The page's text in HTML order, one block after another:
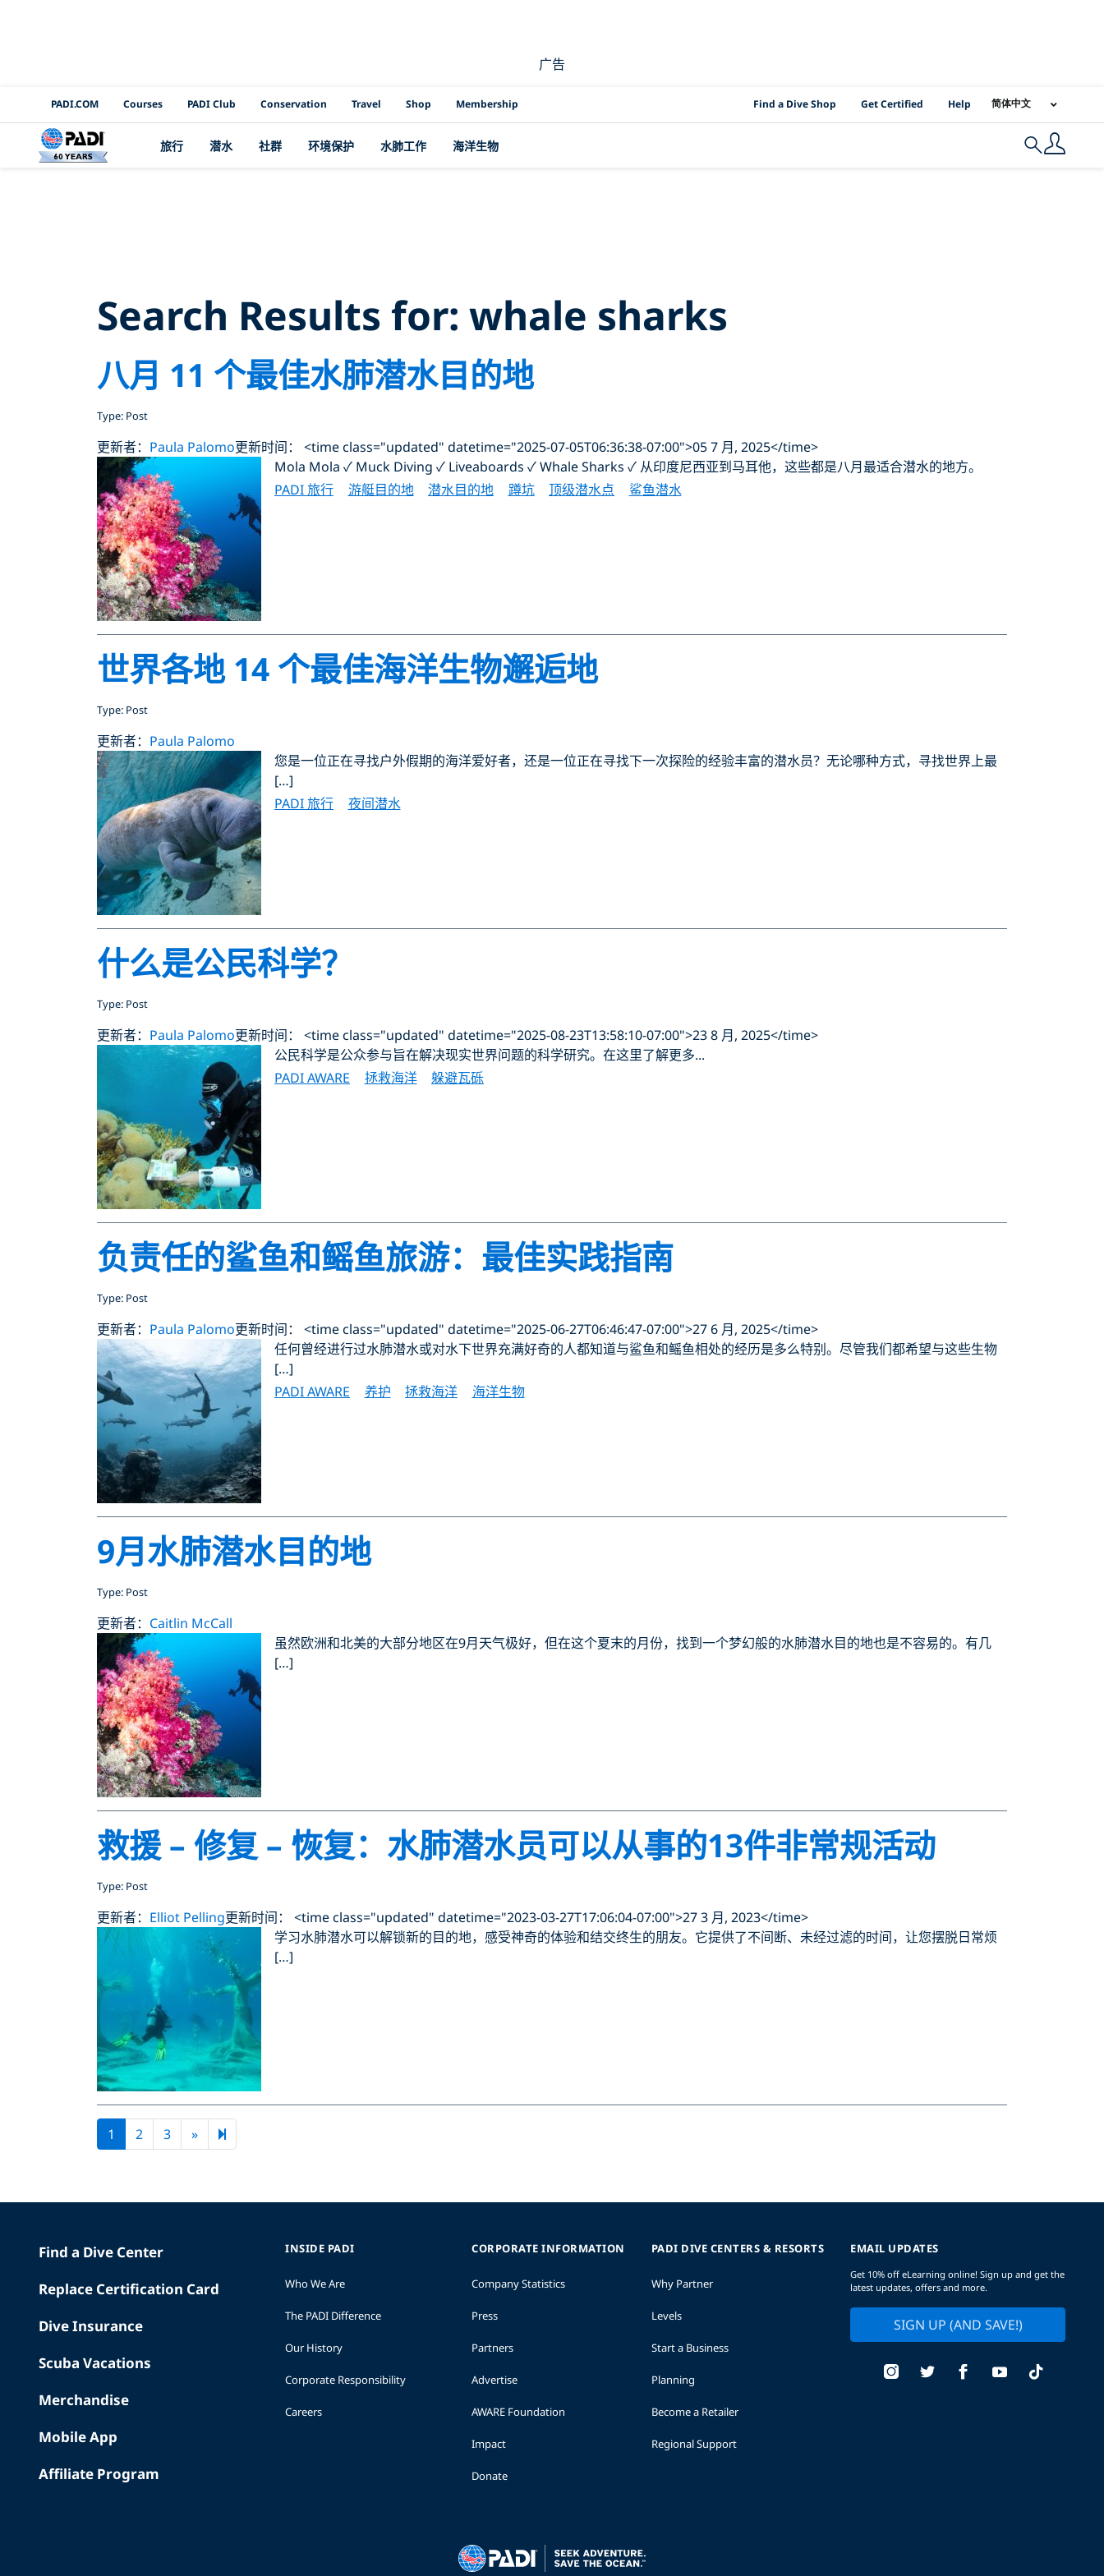
广告
PADI Channels
PADI.COM Courses PADI Club Conservation Travel Shop Membership PADI Location Links
Find a Dive Shop Get Certified Help 简体中文
旅行 潜水 社群 环境保护 水肺工作 海洋生物 Search
Search Results for: whale sharks
八月 11 个最佳水肺潜水目的地
Type: Post
更新者： Paula Palomo更新时间： <time class="updated" datetime="2025-07-05T06:36:38-07:00">05 7 月, 2025</time>
Mola Mola ✓ Muck Diving ✓ Liveaboards ✓ Whale Sharks ✓ 从印度尼西亚到马耳他，这些都是八月最适合潜水的地方。
PADI 旅行
游艇目的地 潜水目的地 蹲坑 顶级潜水点 鲨鱼潜水
世界各地 14 个最佳海洋生物邂逅地
Type: Post
更新者： Paula Palomo
您是一位正在寻找户外假期的海洋爱好者，还是一位正在寻找下一次探险的经验丰富的潜水员？无论哪种方式，寻找世界上最
[…]
PADI 旅行
夜间潜水
什么是公民科学？
Type: Post
更新者： Paula Palomo更新时间： <time class="updated" datetime="2025-08-23T13:58:10-07:00">23 8 月, 2025</time>
公民科学是公众参与旨在解决现实世界问题的科学研究。在这里了解更多...
PADI AWARE
拯救海洋 躲避瓦砾
负责任的鲨鱼和鳐鱼旅游：最佳实践指南
Type: Post
更新者： Paula Palomo更新时间： <time class="updated" datetime="2025-06-27T06:46:47-07:00">27 6 月, 2025</time>
任何曾经进行过水肺潜水或对水下世界充满好奇的人都知道与鲨鱼和鳐鱼相处的经历是多么特别。尽管我们都希望与这些生物
[…]
PADI AWARE
养护 拯救海洋 海洋生物
9月水肺潜水目的地
Type: Post
更新者： Caitlin McCall
虽然欧洲和北美的大部分地区在9月天气极好，但在这个夏末的月份，找到一个梦幻般的水肺潜水目的地也是不容易的。有几
[…]
救援 – 修复 – 恢复：水肺潜水员可以从事的13件非常规活动
Type: Post
更新者： Elliot Pelling更新时间： <time class="updated" datetime="2023-03-27T17:06:04-07:00">27 3 月, 2023</time>
学习水肺潜水可以解锁新的目的地，感受神奇的体验和结交终生的朋友。它提供了不间断、未经过滤的时间，让您摆脱日常烦
[…]
1 2 3 »Next page
9
EMAIL UPDATES
Get 10% off eLearning online! Sign up and get the
latest updates, offers and more.
SIGN UP (AND SAVE!)
Find a Dive Center
Replace Certification Card
Dive Insurance
Scuba Vacations
Merchandise
Mobile App
Affiliate Program
INSIDE PADI
Who We Are
The PADI Difference
Our History
Corporate Responsibility
Careers
CORPORATE INFORMATION
Company Statistics
Press
Partners
Advertise
AWARE Foundation
Impact
Donate
PADI DIVE CENTERS & RESORTS
Why Partner
Levels
Start a Business
Planning
Become a Retailer
Regional Support